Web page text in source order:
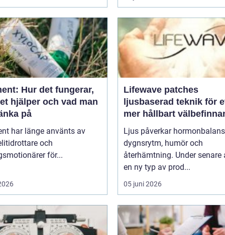
Hur det fungerar,
hjälper och vad man
på
har länge använts av
och
för...
Lifewave patches
ljusbaserad teknik för
mer hållbart
Ljus påverkar
dygnsrytm, humör och
återhämtning. Under senare
en ny typ av prod...
05 juni 2026